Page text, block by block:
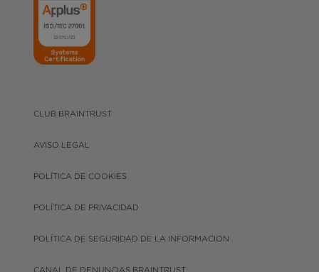
CLUB BRAINTRUST
AVISO LEGAL
POLÍTICA DE COOKIES
POLÍTICA DE PRIVACIDAD
POLÍTICA DE SEGURIDAD DE LA INFORMACION
CANAL DE DENUNCIAS BRAINTRUST